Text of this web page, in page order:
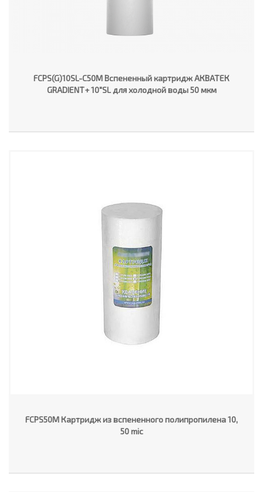
FCPS(G)10SL-C50M Вспененный картридж АКВАТЕК
GRADIENT+ 10"SL для холодной воды 50 мкм
FCPS50M Картридж из вспененного полипропилена 10,
50 mic